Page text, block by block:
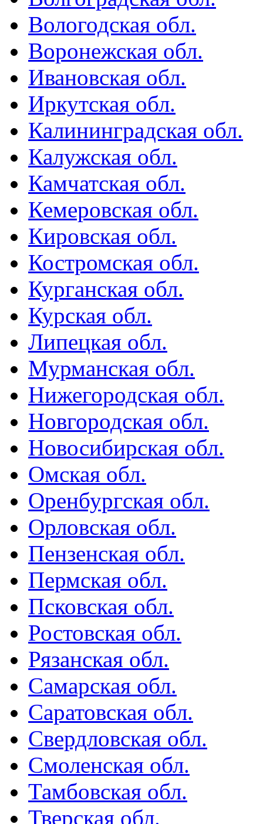
Вологодская обл.
Воронежская обл.
Ивановская обл.
Иркутская обл.
Калининградская обл.
Калужская обл.
Камчатская обл.
Кемеровская обл.
Кировская обл.
Костромская обл.
Курганская обл.
Курская обл.
Липецкая обл.
Мурманская обл.
Нижегородская обл.
Новгородская обл.
Новосибирская обл.
Омская обл.
Оренбургская обл.
Орловская обл.
Пензенская обл.
Пермская обл.
Псковская обл.
Ростовская обл.
Рязанская обл.
Самарская обл.
Саратовская обл.
Свердловская обл.
Смоленская обл.
Тамбовская обл.
Тверская обл.